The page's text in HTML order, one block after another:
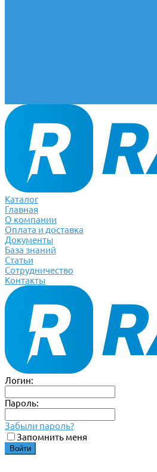
Каталог
Главная
О компании
Оплата и доставка
Документы
База знаний
Статьи
Сотрудничество
Контакты
Логин:
Пароль:
Забыли пароль?
Запомнить меня